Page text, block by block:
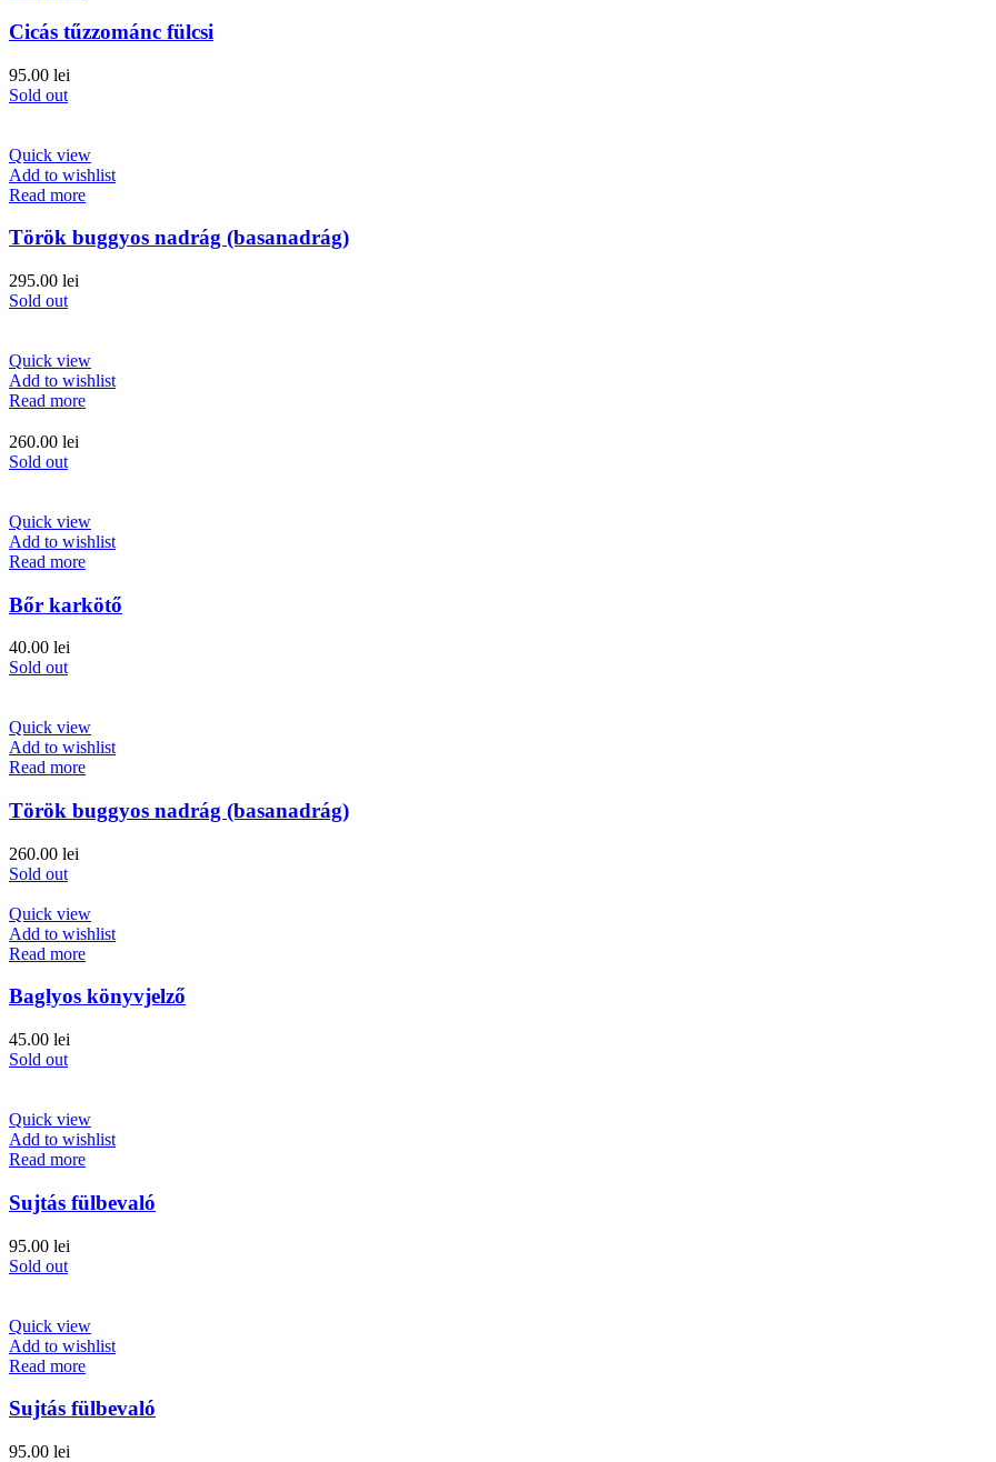
Cicás tűzzománc fülcsi
95.00 lei
Sold out
Quick view
Add to wishlist
Read more
Török buggyos nadrág (basanadrág)
295.00 lei
Sold out
Quick view
Add to wishlist
Read more
260.00 lei
Sold out
Quick view
Add to wishlist
Read more
Bőr karkötő
40.00 lei
Sold out
Quick view
Add to wishlist
Read more
Török buggyos nadrág (basanadrág)
260.00 lei
Sold out
Quick view
Add to wishlist
Read more
Baglyos könyvjelző
45.00 lei
Sold out
Quick view
Add to wishlist
Read more
Sujtás fülbevaló
95.00 lei
Sold out
Quick view
Add to wishlist
Read more
Sujtás fülbevaló
95.00 lei